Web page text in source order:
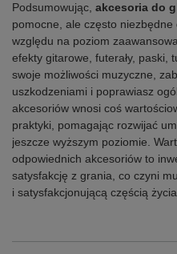
Podsumowując, akcesoria do
pomocne, ale często
względu na poziom
efekty gitarowe, futerały, paski,
swoje możliwości muzyczne,
uszkodzeniami i poprawiasz
akcesoriów wnosi coś
praktyki, pomagając rozwijać
jeszcze wyższym poziomie.
odpowiednich akcesoriów to
satysfakcję z grania, co czyni
i satysfakcjonującą częścią